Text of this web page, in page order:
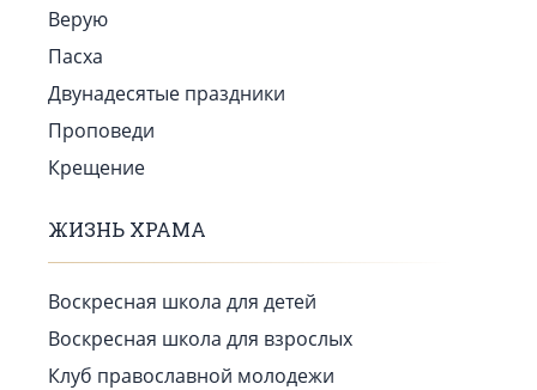
Верую
Пасха
Двунадесятые праздники
Проповеди
Крещение
ЖИЗНЬ ХРАМА
Воскресная школа для детей
Воскресная школа для взрослых
Клуб православной молодежи